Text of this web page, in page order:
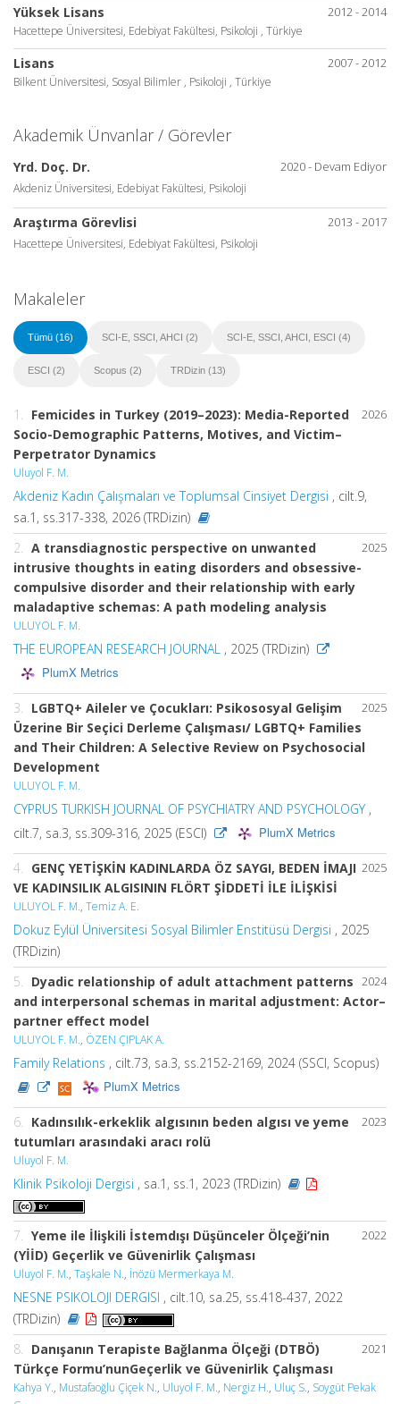
2012 - 2014
Yüksek Lisans
Hacettepe Üniversitesi, Edebiyat Fakültesi, Psikoloji , Türkiye
2007 - 2012
Lisans
Bilkent Üniversitesi, Sosyal Bilimler , Psikoloji , Türkiye
Akademik Ünvanlar / Görevler
2020 - Devam Ediyor
Yrd. Doç. Dr.
Akdeniz Üniversitesi, Edebiyat Fakültesi, Psikoloji
2013 - 2017
Araştırma Görevlisi
Hacettepe Üniversitesi, Edebiyat Fakültesi, Psikoloji
Makaleler
Tümü (16) SCI-E, SSCI, AHCI (2) SCI-E, SSCI, AHCI, ESCI (4)
ESCI (2) Scopus (2) TRDizin (13)
2026
1. Femicides in Turkey (2019–2023): Media-Reported
Socio-Demographic Patterns, Motives, and Victim–
Perpetrator Dynamics
Uluyol F. M.
Akdeniz Kadın Çalışmaları ve Toplumsal Cinsiyet Dergisi , cilt.9,
sa.1, ss.317-338, 2026 (TRDizin)
2025
2. A transdiagnostic perspective on unwanted
intrusive thoughts in eating disorders and obsessive-
compulsive disorder and their relationship with early
maladaptive schemas: A path modeling analysis
ULUYOL F. M.
THE EUROPEAN RESEARCH JOURNAL , 2025 (TRDizin)
PlumX Metrics
2025
3. LGBTQ+ Aileler ve Çocukları: Psikososyal Gelişim
Üzerine Bir Seçici Derleme Çalışması/ LGBTQ+ Families
and Their Children: A Selective Review on Psychosocial
Development
ULUYOL F. M.
CYPRUS TURKISH JOURNAL OF PSYCHIATRY AND PSYCHOLOGY ,
cilt.7, sa.3, ss.309-316, 2025 (ESCI)
PlumX Metrics
2025
4. GENÇ YETİŞKİN KADINLARDA ÖZ SAYGI, BEDEN İMAJI
VE KADINSILIK ALGISININ FLÖRT ŞİDDETİ İLE İLİŞKİSİ
ULUYOL F. M., Temiz A. E.
Dokuz Eylül Üniversitesi Sosyal Bilimler Enstitüsü Dergisi , 2025
(TRDizin)
2024
5. Dyadic relationship of adult attachment patterns
and interpersonal schemas in marital adjustment: Actor–
partner effect model
ULUYOL F. M., ÖZEN ÇIPLAK A.
Family Relations , cilt.73, sa.3, ss.2152-2169, 2024 (SSCI, Scopus)
PlumX Metrics
2023
6. Kadınsılık-erkeklik algısının beden algısı ve yeme
tutumları arasındaki aracı rolü
Uluyol F. M.
Klinik Psikoloji Dergisi , sa.1, ss.1, 2023 (TRDizin)
2022
7. Yeme ile İlişkili İstemdışı Düşünceler Ölçeği’nin
(YİİD) Geçerlik ve Güvenirlik Çalışması
Uluyol F. M., Taşkale N., İnözü Mermerkaya M.
NESNE PSIKOLOJI DERGISI , cilt.10, sa.25, ss.418-437, 2022
(TRDizin)
2021
8. Danışanın Terapiste Bağlanma Ölçeği (DTBÖ)
Türkçe Formu’nunGeçerlik ve Güvenirlik Çalışması
Kahya Y., Mustafaoğlu Çiçek N., Uluyol F. M., Nergiz H., Uluç S., Soygüt Pekak